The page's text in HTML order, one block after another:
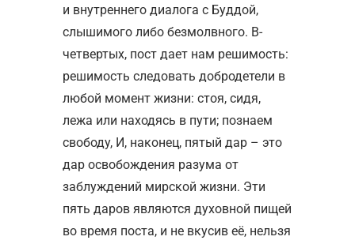
и внутреннего диалога с Буддой,
слышимого либо безмолвного. В-
четвертых, пост дает нам решимость:
решимость следовать добродетели в
любой момент жизни: стоя, сидя,
лежа или находясь в пути; познаем
свободу, И, наконец, пятый дар – это
дар освобождения разума от
заблуждений мирской жизни. Эти
пять даров являются духовной пищей
во время поста, и не вкусив её, нельзя